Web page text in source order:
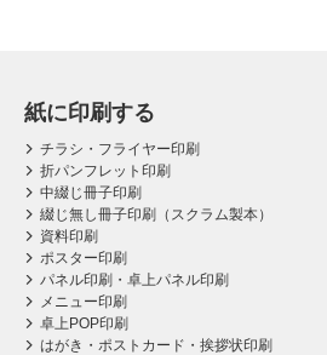
紙に印刷する
チラシ・フライヤー印刷
折パンフレット印刷
中綴じ冊子印刷
綴じ無し冊子印刷（スクラム製本）
資料印刷
ポスター印刷
パネル印刷・卓上パネル印刷
メニュー印刷
卓上POP印刷
はがき・ポストカード・挨拶状印刷